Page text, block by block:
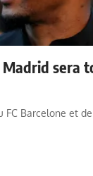
sera
FC Barcelone et